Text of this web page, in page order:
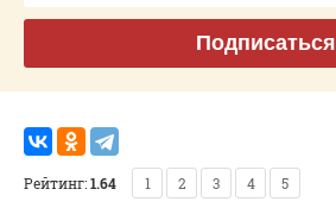
Подписаться
Рейтинг:1.64 1 2 3 4 5